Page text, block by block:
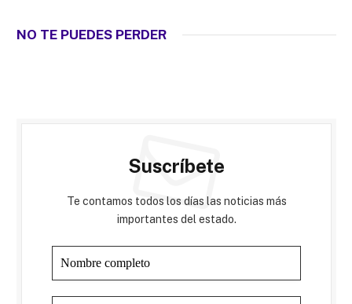
NO TE PUEDES PERDER
Suscríbete
Te contamos todos los días las noticias más
importantes del estado.